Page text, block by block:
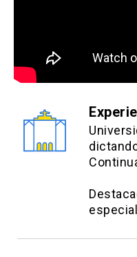
info
Los
no se
dinero.